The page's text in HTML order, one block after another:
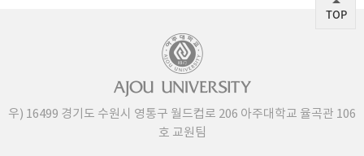
우) 16499 경기도 수원시 영통구 월드컵로 206 아주대학교 율곡관 106
호 교원팀
TOP